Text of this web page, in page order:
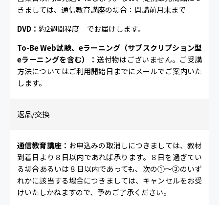
きましては、通信教育講座の場合：開講前月末まで
DVD： 約2週間程度 でお届けします。
To-Be Web試験、eラーニング（サブスクリプション型
eラーニングを含む）：送付物はございません。ご受講
方法についてはご利用開始日までにメールでご案内いた
します。
返品/交換
通信教育講座： お申込みの取消しにつきましては、教材
到着日より８日以内であれば承ります。８日を過ぎてい
る場合あるいは８日以内であっても、次の①～③のいず
れかに該当する場合につきましては、キャンセルをお受
けいたしかねますので、予めご了承ください。